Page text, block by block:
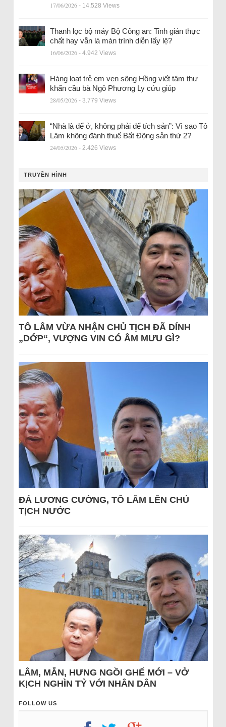
17/06/2026 - 14.528 Views
Thanh lọc bộ máy Bộ Công an: Tinh giản thực
chất hay vẫn là màn trình diễn lấy lệ?
16/06/2026 - 4.942 Views
Hàng loạt trẻ em ven sông Hồng viết tâm thư
khẩn cầu bà Ngô Phương Ly cứu giúp
28/05/2026 - 3.779 Views
“Nhà là để ở, không phải để tích sản”: Vì sao Tô
Lâm không đánh thuế Bất Động sản thứ 2?
24/05/2026 - 2.426 Views
TRUYỀN HÌNH
TÔ LÂM VỪA NHẬN CHỦ TỊCH ĐÃ DÍNH
„DỚP“, VƯỢNG VIN CÓ ÂM MƯU GÌ?
ĐÁ LƯƠNG CƯỜNG, TÔ LÂM LÊN CHỦ
TỊCH NƯỚC
LÂM, MẪN, HƯNG NGỒI GHẾ MỚI – VỞ
KỊCH NGHÌN TỶ VỚI NHÂN DÂN
FOLLOW US